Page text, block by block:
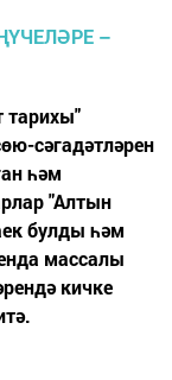
тарихы"
сәгадәтләрен
һәм
"Алтын
булды һәм
массалы
кичке